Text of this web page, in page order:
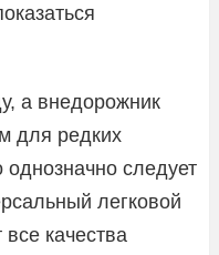
а внедорожник
для редких
следует
легковой
качества